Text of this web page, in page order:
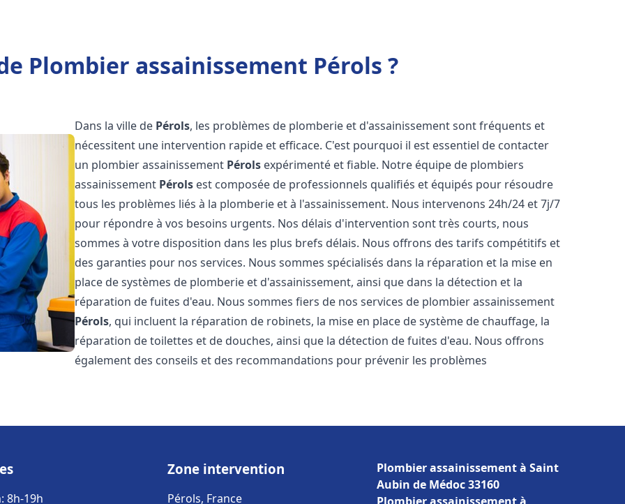
Plombier assainissement Pérols ?
Dans la ville de Pérols, les problèmes de plomberie et d'assainissement sont fréquents et
nécessitent une intervention rapide et efficace. C'est pourquoi il est essentiel de contacter
un plombier assainissement Pérols expérimenté et fiable. Notre équipe de plombiers
assainissement Pérols est composée de professionnels qualifiés et équipés pour résoudre
tous les problèmes liés à la plomberie et à l'assainissement. Nous intervenons 24h/24 et 7j/7
pour répondre à vos besoins urgents. Nos délais d'intervention sont très courts, nous
sommes à votre disposition dans les plus brefs délais. Nous offrons des tarifs compétitifs et
des garanties pour nos services. Nous sommes spécialisés dans la réparation et la mise en
place de systèmes de plomberie et d'assainissement, ainsi que dans la détection et la
réparation de fuites d'eau. Nous sommes fiers de nos services de plombier assainissement
Pérols, qui incluent la réparation de robinets, la mise en place de système de chauffage, la
réparation de toilettes et de douches, ainsi que la détection de fuites d'eau. Nous offrons
également des conseils et des recommandations pour prévenir les problèmes
8h-19h
Zone intervention
Pérols, France
Plombier assainissement à Saint
Aubin de Médoc 33160